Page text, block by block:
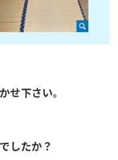
せ下さい。
したか？